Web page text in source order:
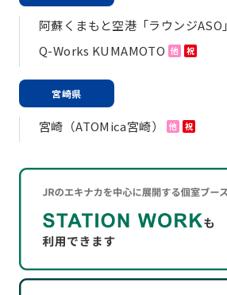
阿蘇くまもと空港「ラウンジASO」
Q-Works KUMAMOTO 他 祝
宮崎県
宮崎（ATOMica宮崎） 他 祝